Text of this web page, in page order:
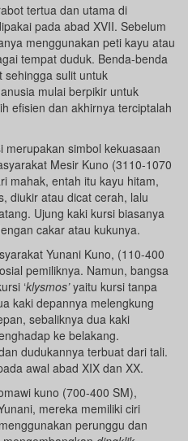
tertua dan utama di
pada abad XVII. Sebelum
menggunakan peti kayu atau
tempat duduk. Benda-benda
sehingga sulit untuk
mulai berpikir untuk
efisien dan akhirnya terciptalah
merupakan simbol kekuasaan
Mesir Kuno (3110-1070
mahak, entah itu kayu hitam,
diukir atau dicat cerah, lalu
Ujung kaki kursi biasanya
cakar atau kukunya.
Yunani Kuno, (110-400
pemiliknya. Namun, bangsa
‘klysmos’yaitu kursi tanpa
kaki depannya melengkung
sebaliknya dua kaki
ke belakang.
dudukannya terbuat dari tali.
awal abad XIX dan XX.
kuno (700-400 SM),
mereka memiliki ciri
perunggu dan